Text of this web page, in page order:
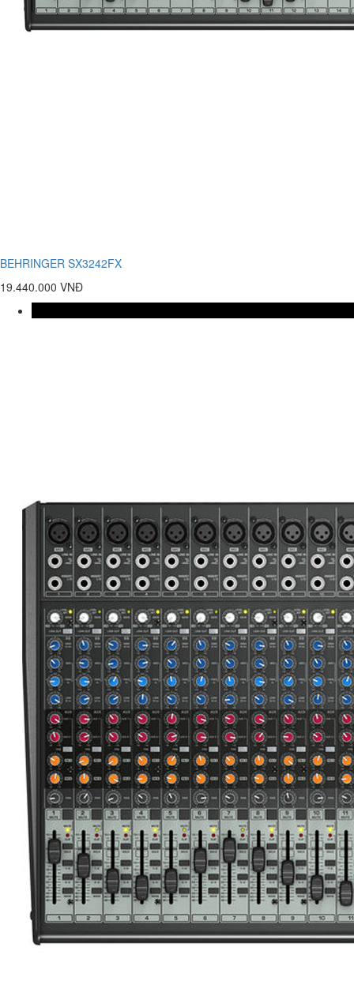
BEHRINGER SX3242FX
19.440.000 VNĐ